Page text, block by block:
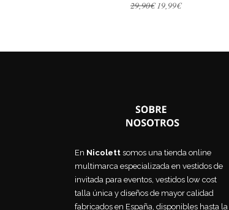
29,90€ El
precio
19,99€El
En Nicolett somos una tienda online
multimarca especializada en vestidos de
invitada para eventos, vestidos low cost
talla única y diseños de mayor calidad
fabricados en España, disponibles hasta la